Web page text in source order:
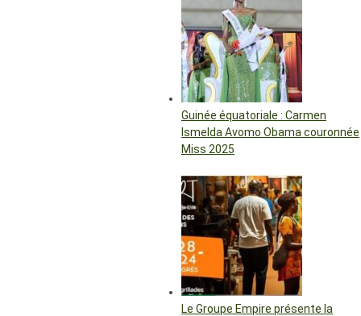
Guinée équatoriale : Carmen
Ismelda Avomo Obama couronnée
Miss 2025
Le Groupe Empire présente la